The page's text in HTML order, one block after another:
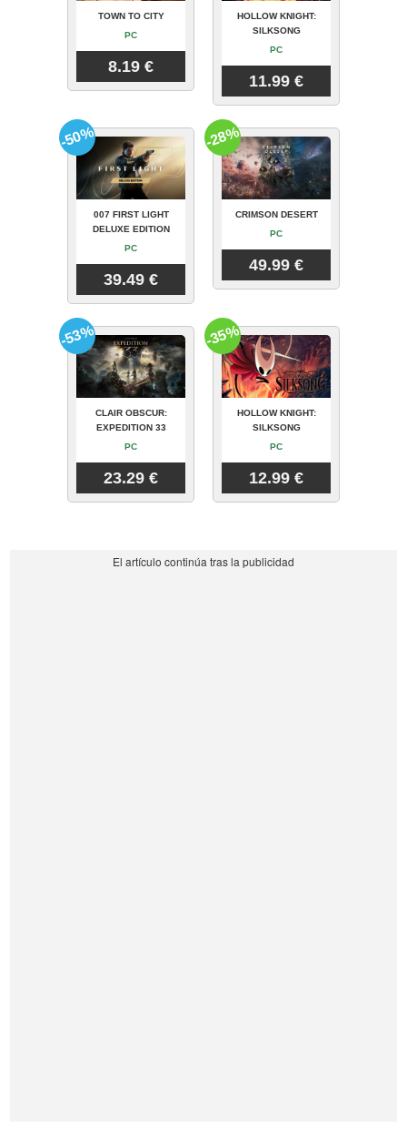
TOWN TO CITY
PC
8.19 €
HOLLOW KNIGHT:
SILKSONG
PC
11.99 €
007 FIRST LIGHT
DELUXE EDITION
PC
39.49 €
-50%
CRIMSON DESERT
PC
49.99 €
-28%
CLAIR OBSCUR:
EXPEDITION 33
PC
23.29 €
-53%
HOLLOW KNIGHT:
SILKSONG
PC
12.99 €
-35%